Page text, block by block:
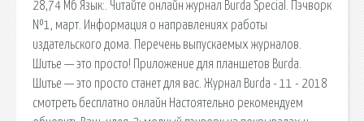
28,74 Мб Язык:. Читайте онлайн журнал Burda Special. Пэчворк
№1, март. Информация о направлениях работы
издательского дома. Перечень выпускаемых журналов.
Шитье — это просто! Приложение для планшетов Burda.
Шитье — это просто станет для вас. Журнал Burda - 11 - 2018
смотреть бесплатно онлайн Настоятельно рекомендуем